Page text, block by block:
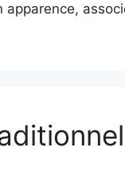
apparence,